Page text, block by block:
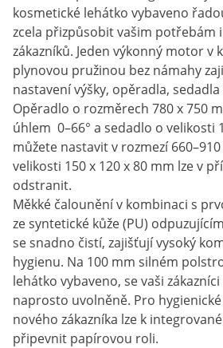
kosmetické lehátko vybaveno
zcela přizpůsobit vašim potřebám
zákazníků. Jeden výkonný motor v
plynovou pružinou bez námahy
nastavení výšky, opěradla,
Opěradlo o rozměrech 780 x 750
úhlem 0–66° a sedadlo o velikosti
můžete nastavit v rozmezí
velikosti 150 x 120 x 80 mm lze v
odstranit.
Měkké čalounění v kombinaci s
ze syntetické kůže (PU)
se snadno čistí, zajišťují vysoký
hygienu. Na 100 mm silném
lehátko vybaveno, se vaši
naprosto uvolněně. Pro
nového zákazníka lze k
připevnit papírovou roli.